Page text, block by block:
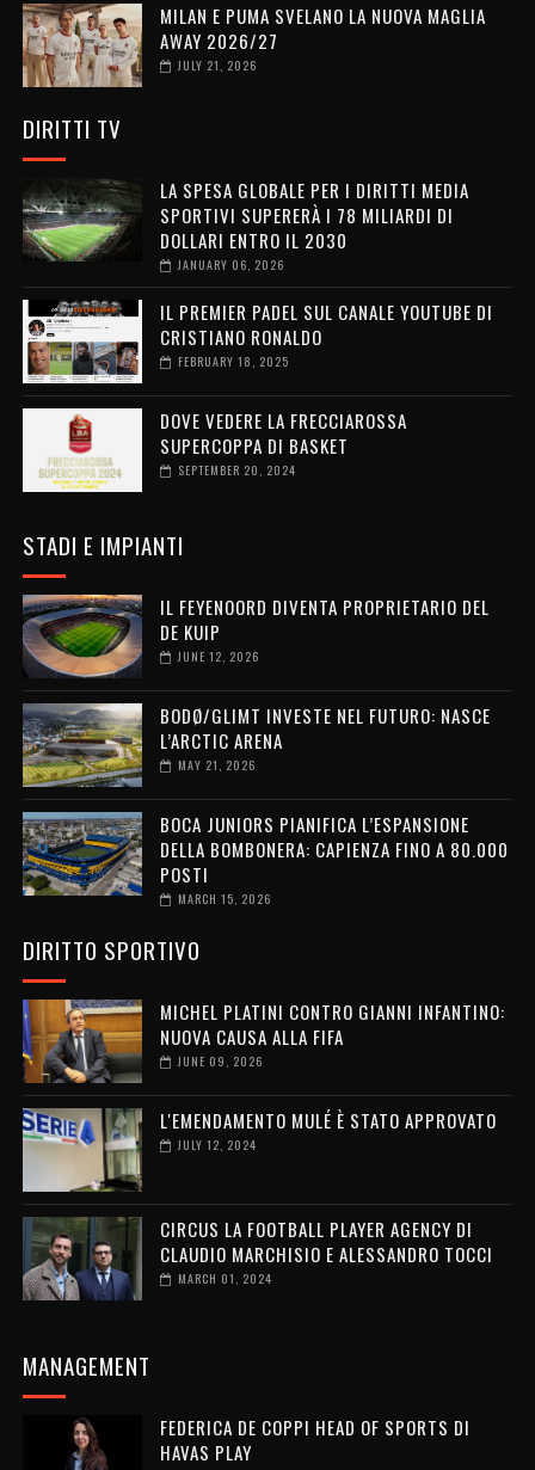
MILAN E PUMA SVELANO LA NUOVA MAGLIA
AWAY 2026/27
JULY 21, 2026
DIRITTI TV
LA SPESA GLOBALE PER I DIRITTI MEDIA
SPORTIVI SUPERERÀ I 78 MILIARDI DI
DOLLARI ENTRO IL 2030
JANUARY 06, 2026
IL PREMIER PADEL SUL CANALE YOUTUBE DI
CRISTIANO RONALDO
FEBRUARY 18, 2025
DOVE VEDERE LA FRECCIAROSSA
SUPERCOPPA DI BASKET
SEPTEMBER 20, 2024
STADI E IMPIANTI
IL FEYENOORD DIVENTA PROPRIETARIO DEL
DE KUIP
JUNE 12, 2026
BODØ/GLIMT INVESTE NEL FUTURO: NASCE
L’ARCTIC ARENA
MAY 21, 2026
BOCA JUNIORS PIANIFICA L’ESPANSIONE
DELLA BOMBONERA: CAPIENZA FINO A 80.000
POSTI
MARCH 15, 2026
DIRITTO SPORTIVO
MICHEL PLATINI CONTRO GIANNI INFANTINO:
NUOVA CAUSA ALLA FIFA
JUNE 09, 2026
L'EMENDAMENTO MULÉ È STATO APPROVATO
JULY 12, 2024
CIRCUS LA FOOTBALL PLAYER AGENCY DI
CLAUDIO MARCHISIO E ALESSANDRO TOCCI
MARCH 01, 2024
MANAGEMENT
FEDERICA DE COPPI HEAD OF SPORTS DI
HAVAS PLAY